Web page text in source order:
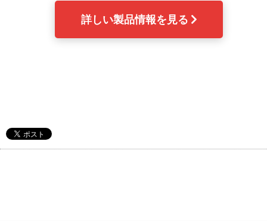
詳しい製品情報を見る